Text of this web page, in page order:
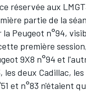
réservée aux
partie de la
Peugeot n°94,
première
9X8 n°94 et
les deux Cadillac,
et n°83 n'étaient